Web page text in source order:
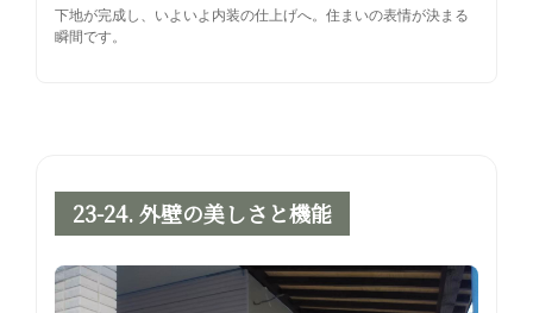
下地が完成し、いよいよ内装の仕上げへ。住まいの表情が決まる
瞬間です。
23-24. 外壁の美しさと機能